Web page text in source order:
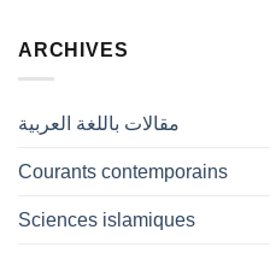
ARCHIVES
مقالات باللغة العربية
Courants contemporains
Sciences islamiques